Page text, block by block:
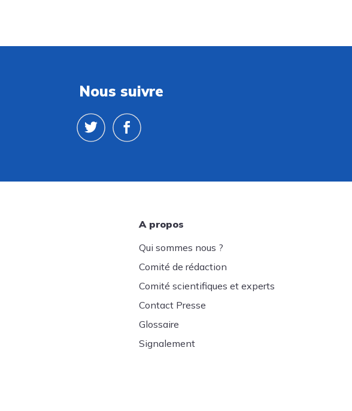
Nous suivre
A propos
Qui sommes nous ?
Comité de rédaction
Comité scientifiques et experts
Contact Presse
Glossaire
Signalement